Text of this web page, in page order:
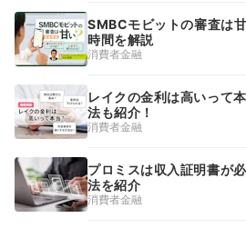
SMBCモビットの審査は
時間を解説
消費者金融
レイクの金利は高いって
法も紹介！
消費者金融
プロミスは収入証明書が
法を紹介
消費者金融